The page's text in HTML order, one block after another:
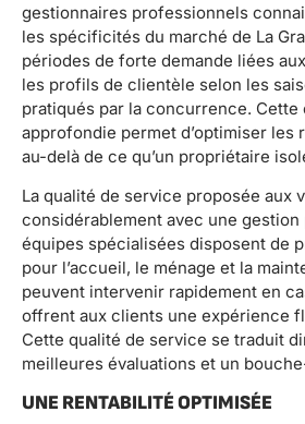
gestionnaires professionnels
les spécificités du marché de La
périodes de forte demande liées
les profils de clientèle selon les
pratiqués par la concurrence. Cette
approfondie permet d’optimiser les
au-delà de ce qu’un propriétaire
La qualité de service proposée aux
considérablement avec une
équipes spécialisées disposent de
pour l’accueil, le ménage et la
peuvent intervenir rapidement en
offrent aux clients une expérience
Cette qualité de service se traduit
meilleures évaluations et un
UNE RENTABILITÉ OPTIMISÉE